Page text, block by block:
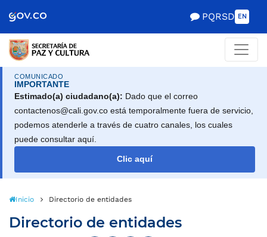
de Gobierno
PQRSD EN
COMUNICADO
IMPORTANTE
Estimado(a) ciudadano(a): Dado que el correo
contactenos@cali.gov.co está temporalmente fuera de servicio,
podemos atenderle a través de cuatro canales, los cuales
puede consultar aquí.
Clic aquí
Inicio Directorio de entidades
Directorio de entidades